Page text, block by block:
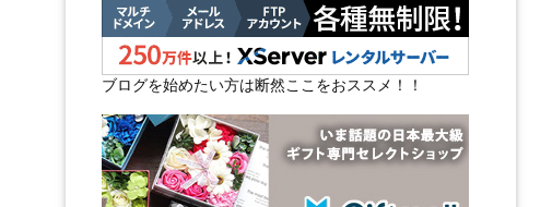
ブログを始めたい方は断然ここをおススメ！！